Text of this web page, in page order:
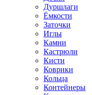
Дуршлаги
Ёмкости
Заточки
Иглы
Камни
Кастрюли
Кисти
Коврики
Кольца
Контейнеры